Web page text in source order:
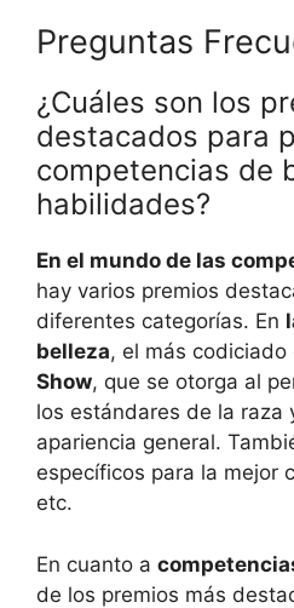
Preguntas
¿Cuáles son los
destacados para
competencias de
habilidades?
En el mundo de las
hay varios premios
diferentes categorías. En
belleza, el más
Show, que se otorga al
los estándares de la raza
apariencia general.
específicos para la mejor
etc.
En cuanto a
de los premios más